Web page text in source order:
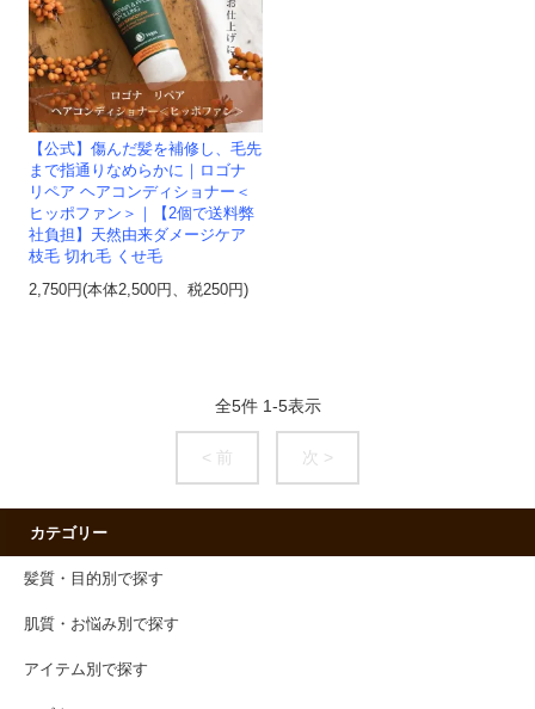
【公式】傷んだ髪を補修し、毛先
まで指通りなめらかに｜ロゴナ
リペア ヘアコンディショナー＜
ヒッポファン＞｜【2個で送料弊
社負担】天然由来ダメージケア
枝毛 切れ毛 くせ毛
2,750円(本体2,500円、税250円)
全5件 1-5表示
< 前 次 >
カテゴリー
髪質・目的別で探す
肌質・お悩み別で探す
アイテム別で探す